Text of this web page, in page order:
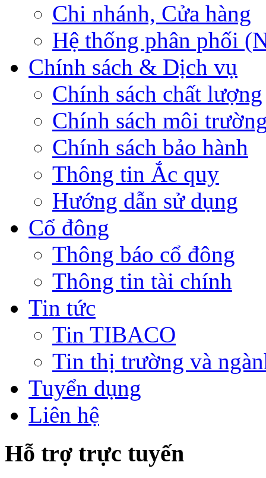
Chi nhánh, Cửa hàng
Hệ thống phân phối
Chính sách & Dịch vụ
Chính sách chất lượng
Chính sách môi
Chính sách bảo hành
Thông tin Ắc quy
Hướng dẫn sử dụng
Cổ đông
Thông báo cổ đông
Thông tin tài chính
Tin tức
Tin TIBACO
Tin thị trường và
Tuyển dụng
Liên hệ
Hỗ trợ trực tuyến